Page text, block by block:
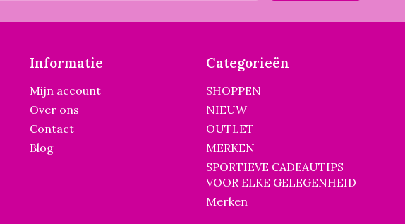
Informatie
Mijn account
Over ons
Contact
Blog
Categorieën
SHOPPEN
NIEUW
OUTLET
MERKEN
SPORTIEVE CADEAUTIPS
VOOR ELKE GELEGENHEID
Merken